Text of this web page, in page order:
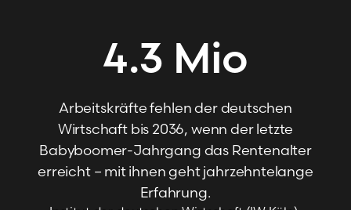
4.3 Mio
Arbeitskräfte fehlen der deutschen
Wirtschaft bis 2036, wenn der letzte
Babyboomer-Jahrgang das Rentenalter
erreicht – mit ihnen geht jahrzehntelange
Erfahrung.